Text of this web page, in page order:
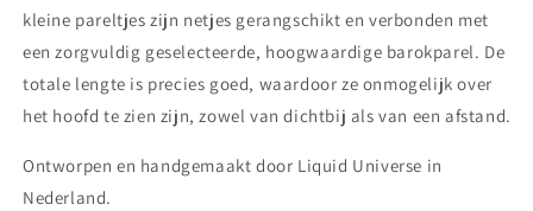
kleine pareltjes zijn netjes gerangschikt en verbonden met
een zorgvuldig geselecteerde, hoogwaardige barokparel. De
totale lengte is precies goed, waardoor ze onmogelijk over
het hoofd te zien zijn, zowel van dichtbij als van een afstand.
Ontworpen en handgemaakt door Liquid Universe in
Nederland.